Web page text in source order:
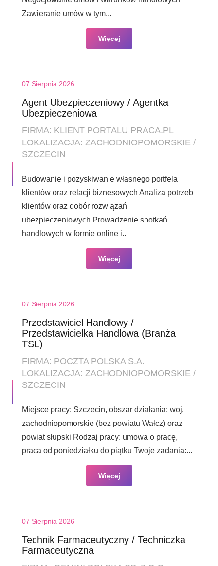
Zawieranie umów w tym...
Więcej
07 Sierpnia 2026
Agent Ubezpieczeniowy / Agentka
Ubezpieczeniowa
FIRMA: KLIENT PORTALU PRACA.PL
LOKALIZACJA: ZACHODNIOPOMORSKIE /
SZCZECIN
Budowanie i pozyskiwanie własnego portfela
klientów oraz relacji biznesowych Analiza potrzeb
klientów oraz dobór rozwiązań
ubezpieczeniowych Prowadzenie spotkań
handlowych w formie online i...
Więcej
07 Sierpnia 2026
Przedstawiciel Handlowy /
Przedstawicielka Handlowa (Branża
TSL)
FIRMA: POCZTA POLSKA S.A.
LOKALIZACJA: ZACHODNIOPOMORSKIE /
SZCZECIN
Miejsce pracy: Szczecin, obszar działania: woj.
zachodniopomorskie (bez powiatu Wałcz) oraz
powiat słupski Rodzaj pracy: umowa o pracę,
praca od poniedziałku do piątku Twoje zadania:...
Więcej
07 Sierpnia 2026
Technik Farmaceutyczny / Techniczka
Farmaceutyczna